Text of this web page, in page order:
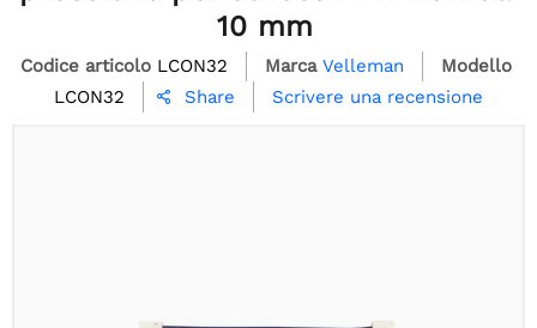
10 mm
Codice articolo LCON32 Marca Velleman
Modello
LCON32
 Share Scrivere una recensione